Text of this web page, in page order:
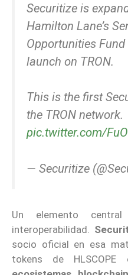
Securitize is
Hamilton Lane’s
Opportunities
launch on TRON.
This is the first
the TRON network.
pic.twitter.com/
— Securitize
Un elemento
interoperabilidad.
socio oficial en esa
tokens de HLSCOPE